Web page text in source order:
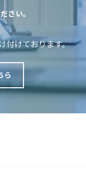
さい。
付けております。
ら